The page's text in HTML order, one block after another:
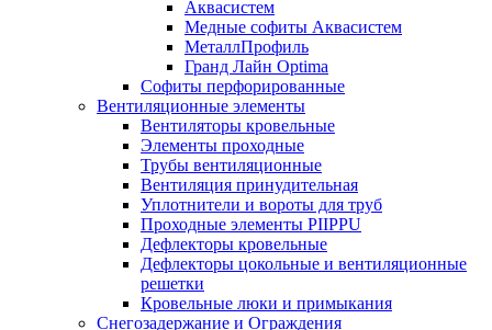
Аквасистем
Медные софиты Аквасистем
МеталлПрофиль
Гранд Лайн Optima
Софиты перфорированные
Вентиляционные элементы
Вентиляторы кровельные
Элементы проходные
Трубы вентиляционные
Вентиляция принудительная
Уплотнители и вороты для труб
Проходные элементы PIIPPU
Дефлекторы кровельные
Дефлекторы цокольные и вентиляционные
решетки
Кровельные люки и примыкания
Снегозадержание и Ограждения